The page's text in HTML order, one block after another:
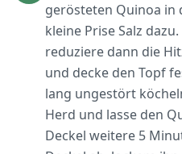
gerösteten Quinoa in
kleine Prise Salz
reduziere dann die
und decke den Topf
lang ungestört
Herd und lasse den
Deckel weitere 5